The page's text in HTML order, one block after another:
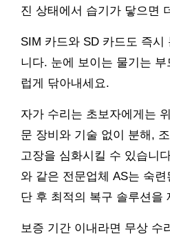
진 상태에서 습기가 닿으면
SIM 카드와 SD 카드도 즉시
니다. 눈에 보이는 물기는
럽게 닦아내세요.
자가 수리는 초보자에게는
문 장비와 기술 없이 분해,
고장을 심화시킬 수 있습니
와 같은 전문업체 AS는 숙
단 후 최적의 복구 솔루션을
보증 기간 이내라면 무상 수